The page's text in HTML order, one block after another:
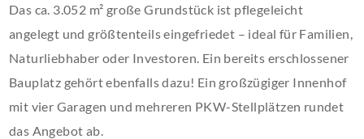
Das ca. 3.052 m² große Grundstück ist pflegeleicht
angelegt und größtenteils eingefriedet – ideal für Familien,
Naturliebhaber oder Investoren. Ein bereits erschlossener
Bauplatz gehört ebenfalls dazu! Ein großzügiger Innenhof
mit vier Garagen und mehreren PKW-Stellplätzen rundet
das Angebot ab.